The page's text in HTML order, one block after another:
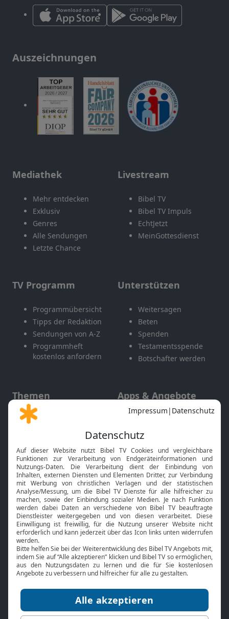
Auszeichnungen
Mediathek
Mehr entdecken
Exklusiv
Genres
Alle Sendungen
Letzte Chance
Livestream
Bibel TV
Bibel TV Impuls
EchtJetzt
MeinGottesdienst
TV Programm
Programmübersicht
Tipps der Redaktion
Sendungen von A-Z
Programmheft
kostenlos anfordern
Unterstützen
Weitersagen
Beten
Spenden
Testamentsspende
Botschafter werden
Themen
Gott und Bibel erklärt
Neuigkeiten
Apps & Angebote
Mobile App
Smart TV
HbbTV
Bibelthek Online-Bibel
Nächster Gottesdienst
Bibel TV
Über uns
Jobs
Mediadaten
Service
Kontakt
TV-Empfang